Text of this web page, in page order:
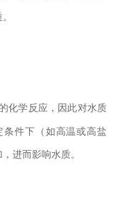
化学反应，因此对水质
件下（如高温或高盐
进而影响水质。